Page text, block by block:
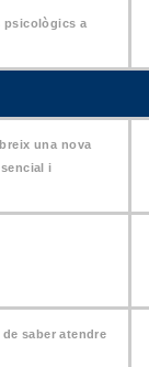
psicològics a
una nova
i
saber atendre